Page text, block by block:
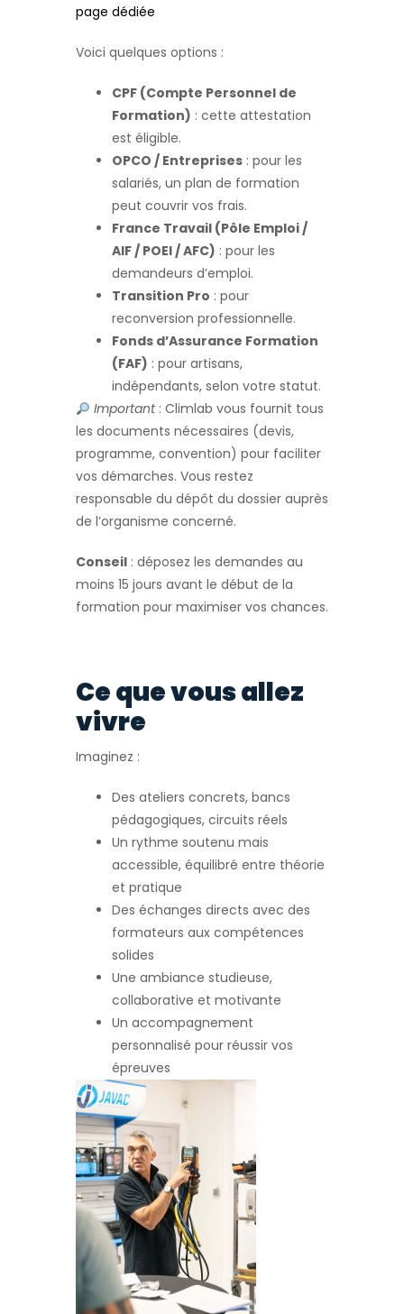
page dédiée
Voici quelques options :
CPF (Compte Personnel de
Formation) : cette attestation
est éligible.
OPCO / Entreprises : pour les
salariés, un plan de formation
peut couvrir vos frais.
France Travail (Pôle Emploi /
AIF / POEI / AFC) : pour les
demandeurs d’emploi.
Transition Pro : pour
reconversion professionnelle.
Fonds d’Assurance Formation
(FAF) : pour artisans,
indépendants, selon votre statut.
Important: Climlab vous fournit tous
les documents nécessaires (devis,
programme, convention) pour faciliter
vos démarches. Vous restez
responsable du dépôt du dossier auprès
de l’organisme concerné.
Conseil : déposez les demandes au
moins 15 jours avant le début de la
formation pour maximiser vos chances.
Ce que vous allez
vivre
Imaginez :
Des ateliers concrets, bancs
pédagogiques, circuits réels
Un rythme soutenu mais
accessible, équilibré entre théorie
et pratique
Des échanges directs avec des
formateurs aux compétences
solides
Une ambiance studieuse,
collaborative et motivante
Un accompagnement
personnalisé pour réussir vos
épreuves